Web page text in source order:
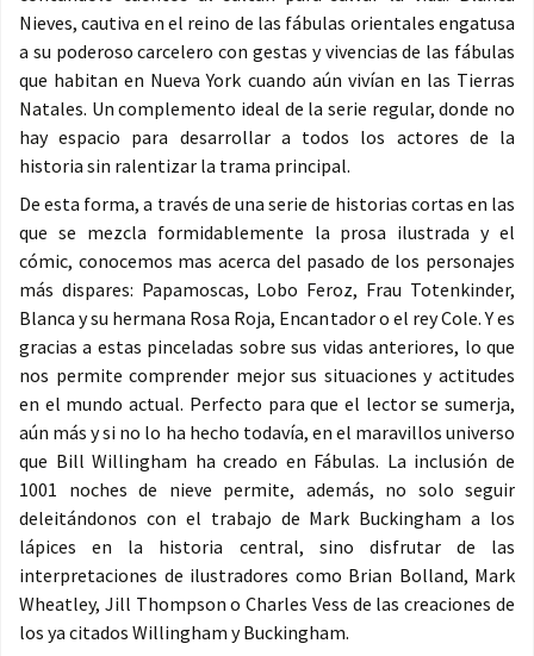
Nieves, cautiva en el reino de las fábulas orientales engatusa
a su poderoso carcelero con gestas y vivencias de las fábulas
que habitan en Nueva York cuando aún vivían en las Tierras
Natales. Un complemento ideal de la serie regular, donde no
hay espacio para desarrollar a todos los actores de la
historia sin ralentizar la trama principal.
De esta forma, a través de una serie de historias cortas en las
que se mezcla formidablemente la prosa ilustrada y el
cómic, conocemos mas acerca del pasado de los personajes
más dispares: Papamoscas, Lobo Feroz, Frau Totenkinder,
Blanca y su hermana Rosa Roja, Encantador o el rey Cole. Y es
gracias a estas pinceladas sobre sus vidas anteriores, lo que
nos permite comprender mejor sus situaciones y actitudes
en el mundo actual. Perfecto para que el lector se sumerja,
aún más y si no lo ha hecho todavía, en el maravillos universo
que Bill Willingham ha creado en Fábulas. La inclusión de
1001 noches de nieve permite, además, no solo seguir
deleitándonos con el trabajo de Mark Buckingham a los
lápices en la historia central, sino disfrutar de las
interpretaciones de ilustradores como Brian Bolland, Mark
Wheatley, Jill Thompson o Charles Vess de las creaciones de
los ya citados Willingham y Buckingham.